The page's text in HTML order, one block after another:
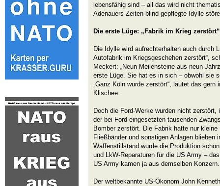
lebensfähig sind – all das wird nicht
Adenauers Zeiten blind gepflegte Idylle
Die erste Lüge: „Fabrik im Krieg zerstört“
Die Idylle wird aufrechterhalten auch durch
Autofabrik im Kriegsgeschehen zerstört“,
Meckert: „Neun Meilensteine aus neun
erste Lüge. Sie hat es in sich – obwohl sie
„Ganz Köln wurde zerstört“, lautet das
Klischee.
Doch die Ford-Werke wurden nicht
der bei Ford eingesetzten tausenden
Bomber zerstört. Die Fabrik hatte nur
Fließbänder und sonstigen Anlagen blieben
Waffenstillstand wurde die Produktion
und LkW-Reparaturen für die US Army –
US Army kamen ja aus demselben Konzern.
Der weltbekannte US-Ökonom John